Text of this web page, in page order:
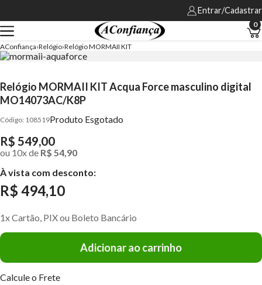
Entrar/Cadastrar
0
AConfiança Relógio Relógio MORMAII KIT
Relógio MORMAII KIT Acqua Force masculino digital
MO14073AC/K8P
108519Produto Esgotado
R$ 549,00
ou 10xde R$ 54,90
À vista com desconto:
R$ 494,10
1x Cartão, PIX ou Boleto Bancário
Adicionar ao carrinho
Calcule o Frete